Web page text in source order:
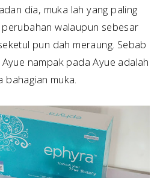
dia, muka lah yang paling
walaupun sebesar
pun dah meraung. Sebab
nampak pada Ayue adalah
bahagian muka.